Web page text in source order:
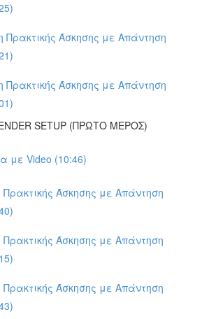
Πρακτικής Άσκησης με Απάντηση
Πρακτικής Άσκησης με Απάντηση
SETUP (ΠΡΩΤΟ ΜΕΡΟΣ)
με Video (10:46)
Άσκησης με Απάντηση
Άσκησης με Απάντηση
Άσκησης με Απάντηση